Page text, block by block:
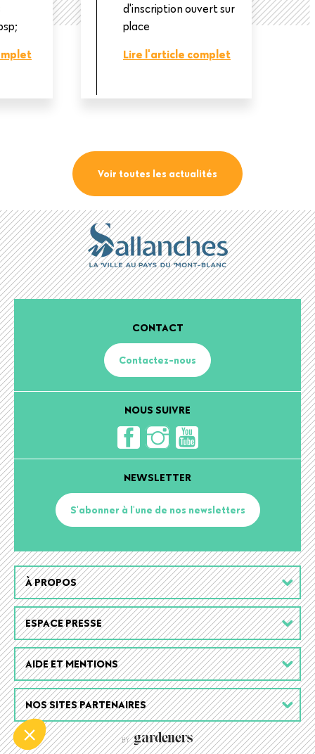
d'inscription ouvert sur
place
Lire l'article complet
Voir toutes les actualités
CONTACT
Contactez-nous
NOUS SUIVRE
NEWSLETTER
S'abonner à l'une de nos newsletters
Footer
menu
À PROPOS
ESPACE PRESSE
AIDE ET MENTIONS
NOS SITES PARTENAIRES